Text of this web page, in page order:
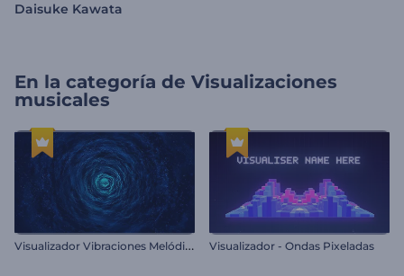
Daisuke Kawata
En la categoría de Visualizaciones
musicales
V
isualizador Vibraciones Melódicas Visualizador - Ondas Pixeladas